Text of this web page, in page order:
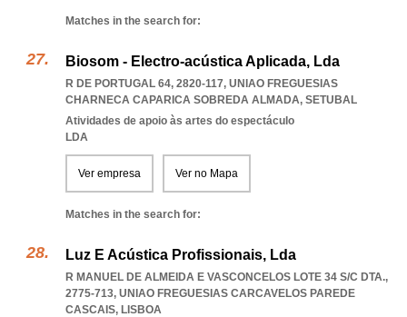
Matches in the search for:
Biosom - Electro-acústica Aplicada, Lda
R DE PORTUGAL 64, 2820-117, UNIAO FREGUESIAS
CHARNECA CAPARICA SOBREDA ALMADA, SETUBAL
Atividades de apoio às artes do espectáculo
LDA
Ver empresa Ver no Mapa
Matches in the search for:
Luz E Acústica Profissionais, Lda
R MANUEL DE ALMEIDA E VASCONCELOS LOTE 34 S/C DTA.,
2775-713, UNIAO FREGUESIAS CARCAVELOS PAREDE
CASCAIS, LISBOA